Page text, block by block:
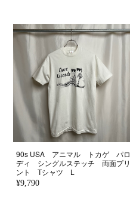
90s USA アニマル トカゲ パロ
ディ シングルステッチ 両面プリ
ント Tシャツ L
¥9,790